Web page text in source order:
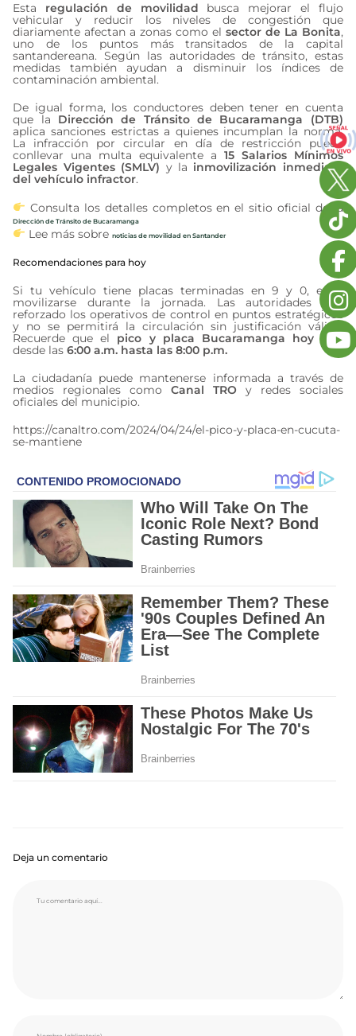
Esta regulación de movilidad busca mejorar el flujo
vehicular y reducir los niveles de congestión que
diariamente afectan a zonas como el sector de La Bonita,
uno de los puntos más transitados de la capital
santandereana. Según las autoridades de tránsito, estas
medidas también ayudan a disminuir los índices de
contaminación ambiental.
De igual forma, los conductores deben tener en cuenta
que la Dirección de Tránsito de Bucaramanga (DTB)
aplica sanciones estrictas a quienes incumplan la norma.
La infracción por circular en día de restricción puede
conllevar una multa equivalente a 15 Salarios Mínimos
Legales Vigentes (SMLV) y la inmovilización inmediata
del vehículo infractor.
Consulta los detalles completos en el sitio oficial de la
Dirección de Tránsito de Bucaramanga
Lee más sobrenoticias de movilidad en Santander
Recomendaciones para hoy
Si tu vehículo tiene placas terminadas en 9 y 0, evite
movilizarse durante la jornada. Las autoridades han
reforzado los operativos de control en puntos estratégicos
y no se permitirá la circulación sin justificación válida.
Recuerde que el pico y placa Bucaramanga hoyrige
desde las6:00 a.m. hasta las 8:00 p.m.
La ciudadanía puede mantenerse informada a través de
medios regionales comoCanal TRO y redes sociales
oficiales del municipio.
https://canaltro.com/2024/04/24/el-pico-y-placa-en-cucuta-
se-mantiene
Deja un comentario